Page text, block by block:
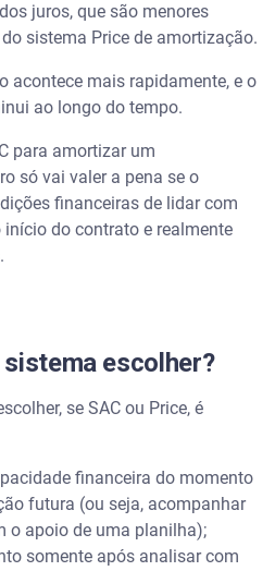
juros, que são menores
sistema Price de amortização.
acontece mais rapidamente, e o
ao longo do tempo.
para amortizar um
só vai valer a pena se o
financeiras de lidar com
do contrato e realmente
escolher?
se SAC ou Price, é
financeira do momento
futura (ou seja, acompanhar
o apoio de uma planilha);
somente após analisar com